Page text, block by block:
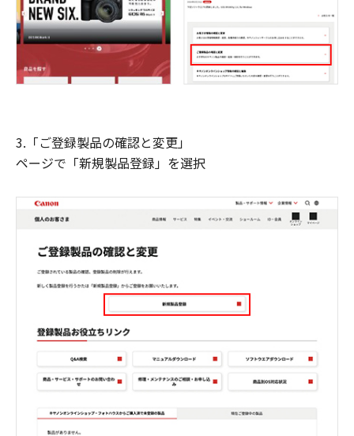
3.「ご登録製品の確認と変更」
ページで「新規製品登録」を選択